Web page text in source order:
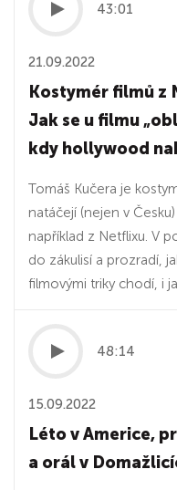
43:01
21.09.2022
Kostymér filmů z
Jak se u filmu
kdy hollywood
Tomáš Kučera je
natáčejí (nejen v
například z Netflixu. V
do zákulisí a prozradí,
filmovými triky chodí, i
48:14
15.09.2022
Léto v Americe,
a orál v